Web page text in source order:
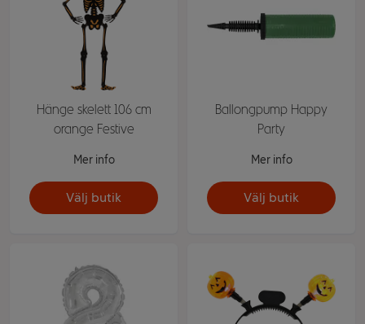
Hänge skelett 106 cm
orange Festive
Mer info
Välj butik
Ballongpump Happy
Party
Mer info
Välj butik